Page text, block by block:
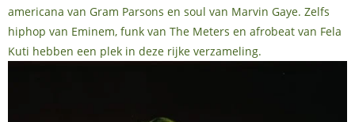
americana van Gram Parsons en soul van Marvin Gaye. Zelfs
hiphop van Eminem, funk van The Meters en afrobeat van Fela
Kuti hebben een plek in deze rijke verzameling.